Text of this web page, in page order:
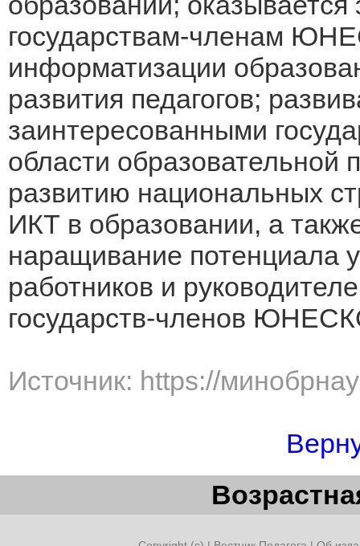
государствам-членам
информатизации
развития педагогов;
заинтересованными
области образовательной
развитию национальных
ИКТ в образовании, а
наращивание потенциала
работников и
государств-членов
Источник: https://